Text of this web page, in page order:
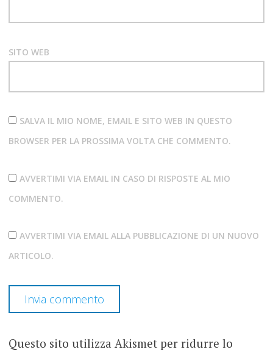
SITO WEB
SALVA IL MIO NOME, EMAIL E SITO WEB IN QUESTO
BROWSER PER LA PROSSIMA VOLTA CHE COMMENTO.
AVVERTIMI VIA EMAIL IN CASO DI RISPOSTE AL MIO
COMMENTO.
AVVERTIMI VIA EMAIL ALLA PUBBLICAZIONE DI UN NUOVO
ARTICOLO.
Questo sito utilizza Akismet per ridurre lo